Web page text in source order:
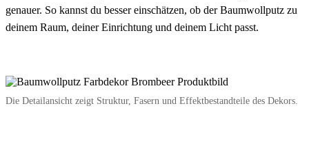
genauer. So kannst du besser einschätzen, ob der Baumwollputz zu
deinem Raum, deiner Einrichtung und deinem Licht passt.
Die Detailansicht zeigt Struktur, Fasern und Effektbestandteile des Dekors.